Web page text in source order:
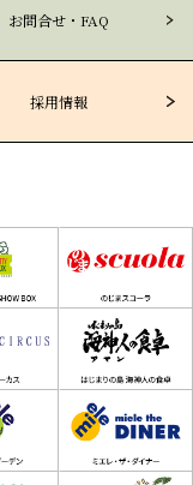
お問合せ・FAQ
採用情報